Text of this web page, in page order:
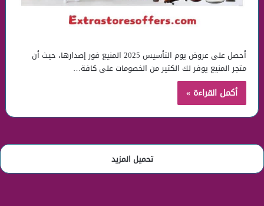
أحصل على عروض يوم التأسيس 2025 المنيع فور إصدارها، حيث أن
متجر المنيع يوفر لك الكثير من الخصومات على كافة…
أكمل القراءة »
تحميل المزيد